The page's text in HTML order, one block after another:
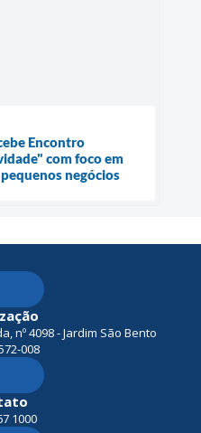
Encontro
com foco em
negócios
nº 4098 - Jardim São Bento
008
1000